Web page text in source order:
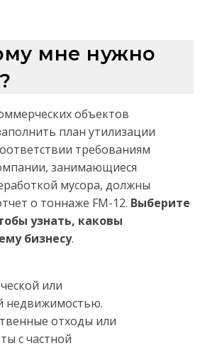
мне нужно
объектов
план утилизации
требованиям
занимающиеся
мусора, должны
о тоннаже FM-12. Выберите
узнать, каковы
бизнесу.
или
недвижимостью.
отходы или
с частной